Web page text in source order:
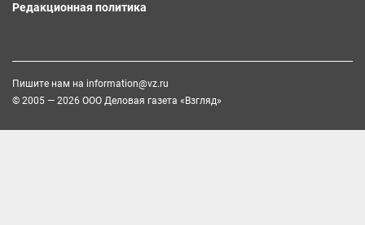
Редакционная политика
Пишите нам на information@vz.ru
© 2005 — 2026 ООО Деловая газета «Взгляд»